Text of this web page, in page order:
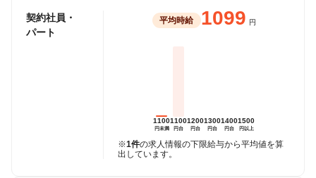
契約社員・
パート
平均時給 1099 円
1100
円未満
1100
円台
1200
円台
1300
円台
1400
円台
1500
円以上
※1件の求人情報の下限給与から平均値を算
出しています。